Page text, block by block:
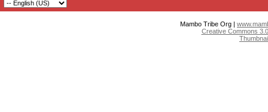
Mambo Tribe Org |
Creative Commons